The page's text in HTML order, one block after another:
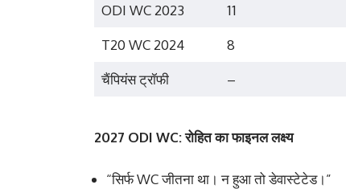
ODI WC 2023 11
T20 WC 2024 8
चैंपियंस ट्रॉफी –
2027 ODI WC: रोहित का फाइनल लक्ष्य
“सिर्फ WC जीतना था। न हुआ तो डेवास्टेटेड।”